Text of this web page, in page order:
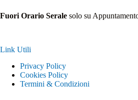
Fuori Orario Serale solo su
Link Utili
Privacy Policy
Cookies Policy
Termini & Condizioni